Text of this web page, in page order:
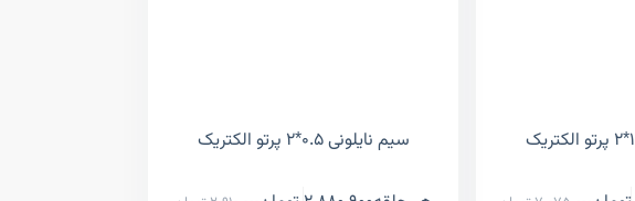
سیم نایلونی ۰.۵*۲ پرتو الکتریک